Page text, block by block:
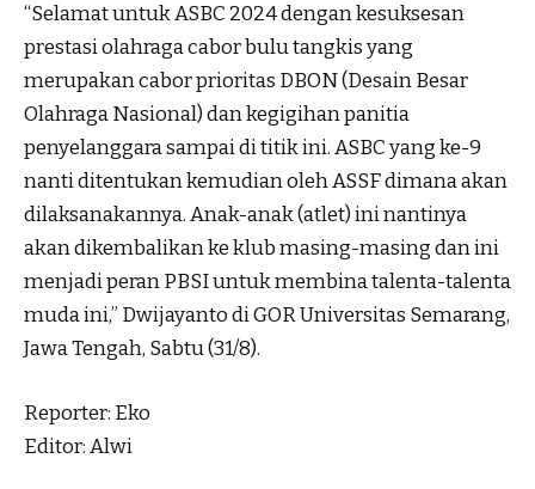
“Selamat untuk ASBC 2024 dengan kesuksesan
prestasi olahraga cabor bulu tangkis yang
merupakan cabor prioritas DBON (Desain Besar
Olahraga Nasional) dan kegigihan panitia
penyelanggara sampai di titik ini. ASBC yang ke-9
nanti ditentukan kemudian oleh ASSF dimana akan
dilaksanakannya. Anak-anak (atlet) ini nantinya
akan dikembalikan ke klub masing-masing dan ini
menjadi peran PBSI untuk membina talenta-talenta
muda ini,” Dwijayanto di GOR Universitas Semarang,
Jawa Tengah, Sabtu (31/8).
Reporter: Eko
Editor: Alwi